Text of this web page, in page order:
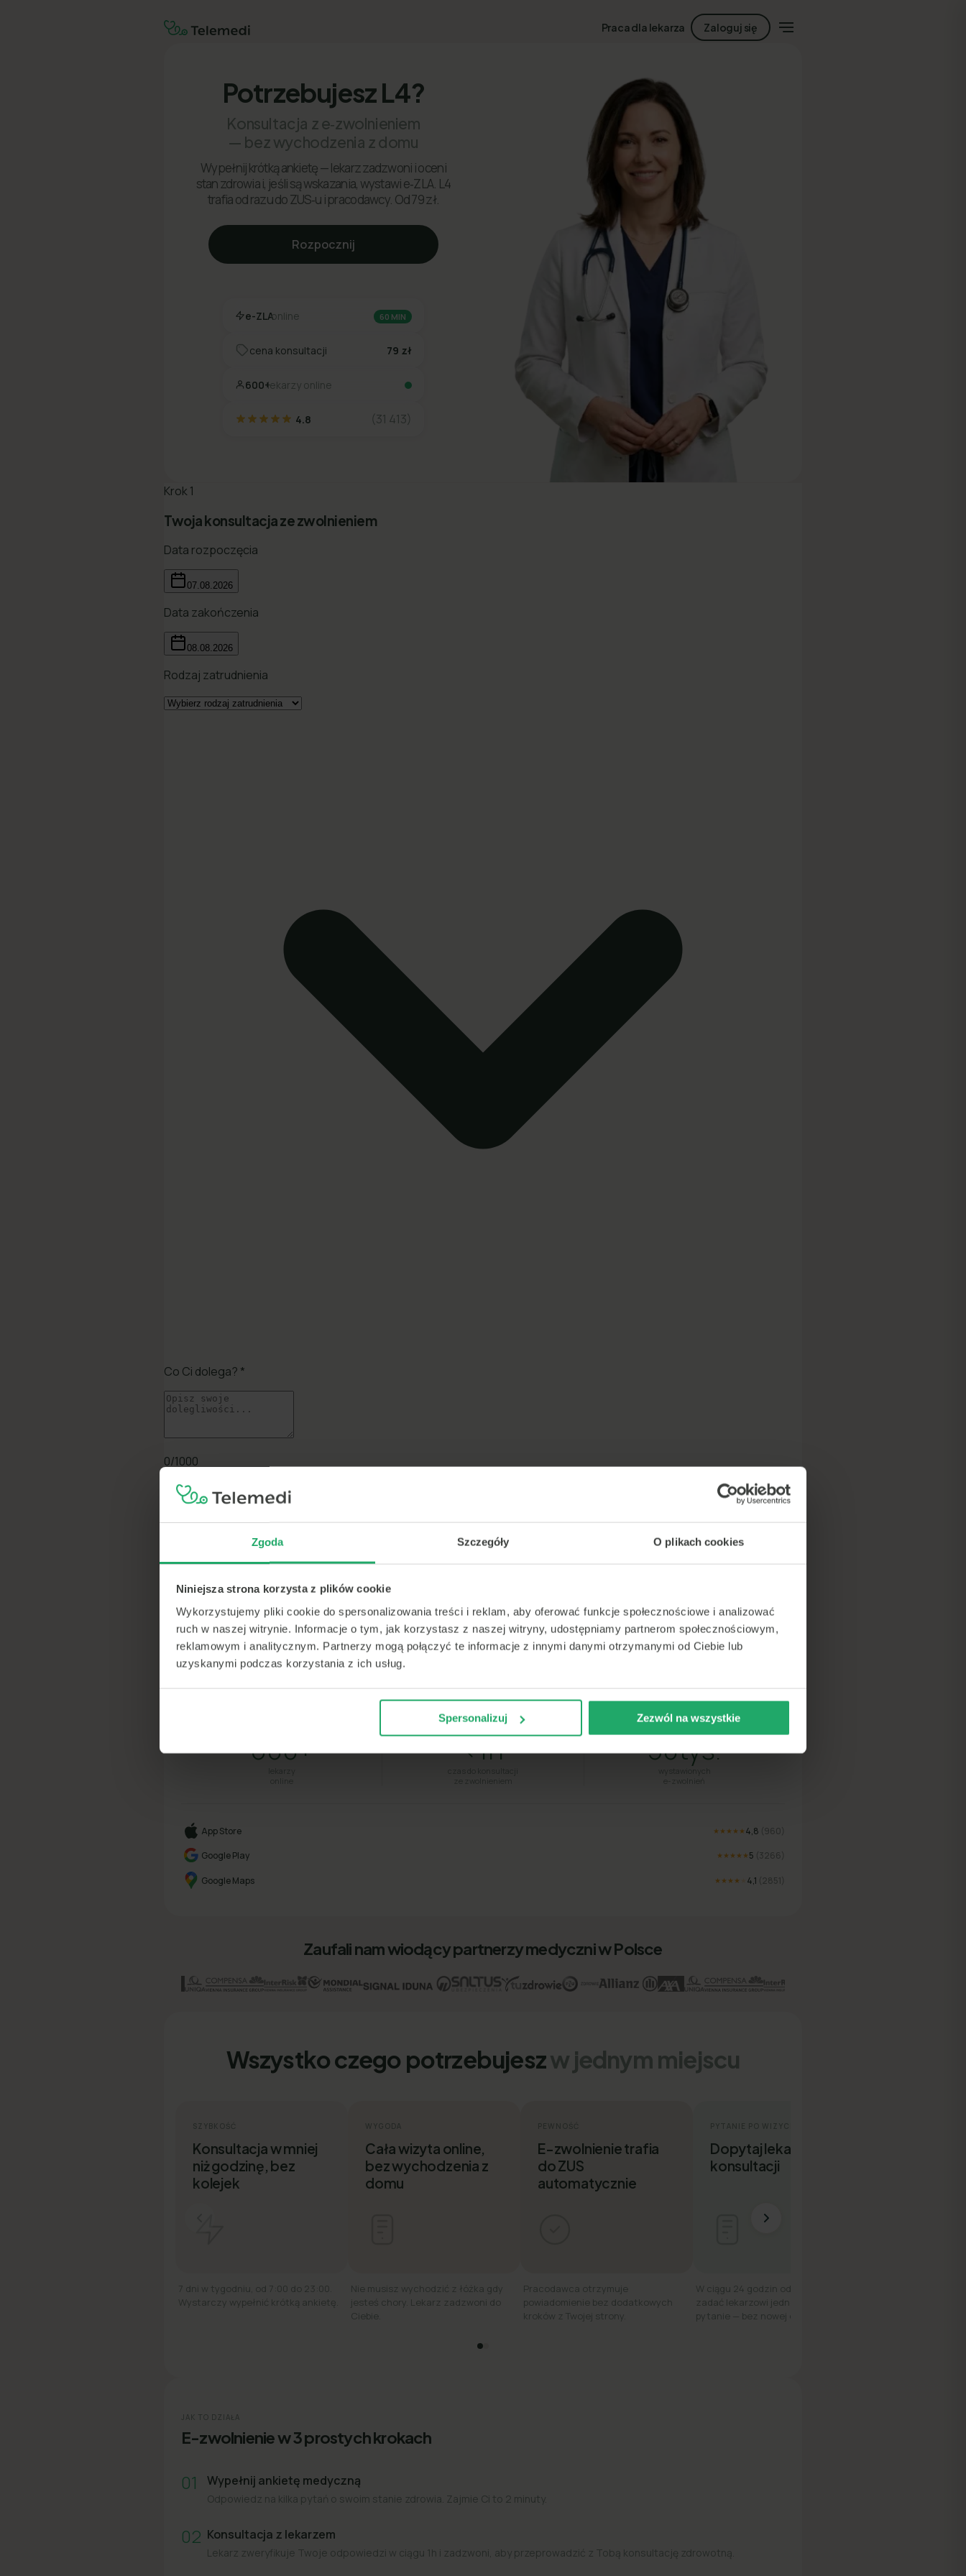
Zgoda Szczegóły O plikach cookies
Niniejsza strona korzysta z plików cookie
Wykorzystujemy pliki cookie do spersonalizowania treści i reklam, aby oferować funkcje społecznościowe i analizować
ruch w naszej witrynie. Informacje o tym, jak korzystasz z naszej witryny, udostępniamy partnerom społecznościowym,
reklamowym i analitycznym. Partnerzy mogą połączyć te informacje z innymi danymi otrzymanymi od Ciebie lub
uzyskanymi podczas korzystania z ich usług.
Spersonalizuj Zezwól na wszystkie
Praca dla lekarza Zaloguj się
Potrzebujesz L4?
Konsultacja z e‑zwolnieniem
— bez wychodzenia z domu
Wypełnij krótką ankietę — lekarz zadzwoni i oceni
stan zdrowia i, jeśli są wskazania, wystawi e‑ZLA. L4
trafia od razu do ZUS‑u i pracodawcy. Od 79 zł.
Rozpocznij
e-ZLAonline 60 MIN
cena konsultacji 79 zł
600+lekarzy online
4.8 (31 413)
Certyfikowani lekarze· online· Szybka realizacja· 4.8★
Telemedi #1 w szybkiej pomocy medycznej w Polsce
★★★★★
4.8·31 tys. ocen
600+
online
<1h
ze zwolnieniem
50tys.
e-zwolnień
App Store ★★★★★ 4,8 (960
Google Play
★★★★★ 5 (3266
Google Maps ★★★★ 4,1 (2851
Zaufali nam wiodący partnerzy medyczni w Polsce
Wszystko czego potrzebujeszw jednym miejscu
SZYBKOŚĆ
Konsultacja w mniej
niż godzinę, bez
kolejek
7 dni w tygodniu, od 7:00 do 23:00.
Wystarczy wypełnić krótką ankietę.
WYGODA
Cała wizyta online,
bez wychodzenia z
domu
Nie musisz wychodzić z łóżka gdy
jesteś chory. Lekarz zadzwoni do
Ciebie.
E-zwolnienie trafia
do ZUS
automatycznie
Pracodawca otrzymuje
powiadomienie bez dodatkowych
kroków z Twojej strony.
Dopytaj lekarza po
konsultacji
W ciągu 24 godzin od wizyty możesz
zadać lekarzowi jedno dodatkowe
pytanie — bez nowej opłaty.
JAK TO DZIAŁA
E-zwolnienie w 3 prostych krokach
01 Wypełnij ankietę medyczną
Odpowiedz na kilka pytań o swoim stanie zdrowia. Zajmie Ci to 2 minuty.
02 Konsultacja z lekarzem
Lekarz zweryfikuje Twoje odpowiedzi w ciągu 1h i zadzwoni, aby przeprowadzić z Tobą konsultację zdrowotną.